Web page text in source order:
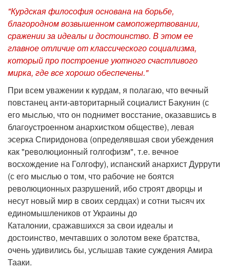
"Курдская философия основана на борьбе,
благородном возвышенном самопожертвовании,
сражении за идеалы и достоинство. В этом ее
главное отличие от классического социализма,
который про построение уютного счастливого
мирка, где все хорошо обеспечены."
При всем уважении к курдам, я полагаю, что вечный
повстанец анти-авторитарный социалист Бакунин (с
его мыслью, что он поднимет восстание, оказавшись в
благоустроенном анархистком обществе), левая
эсерка Спиридонова (определявшая свои убеждения
как "революционный голгофизм", т.е. вечное
восхождение на Голгофу), испанский анархист Дуррути
(с его мыслью о том, что рабочие не боятся
революционных разрушений, ибо строят дворцы и
несут новый мир в своих сердцах) и сотни тысяч их
единомышлеников от Украины до
Каталонии, сражавшихся за свои идеалы и
достоинство, мечтавших о золотом веке братства,
очень удивились бы, услышав такие суждения Амира
Тааки.